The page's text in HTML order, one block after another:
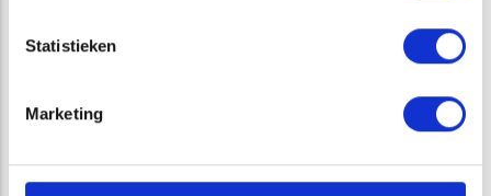
Statistieken
Marketing